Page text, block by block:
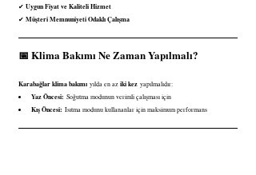
✔ Uygun Fiyat ve Kaliteli Hizmet
✔ Müşteri Memnuniyeti Odaklı Çalışma
📅 Klima Bakımı Ne Zaman Yapılmalı?
Karabağlar klima bakımı yılda en az iki kez yapılmalıdır:
Yaz Öncesi: Soğutma modunun verimli çalışması için
Kış Öncesi: Isıtma modunu kullananlar için maksimum performans